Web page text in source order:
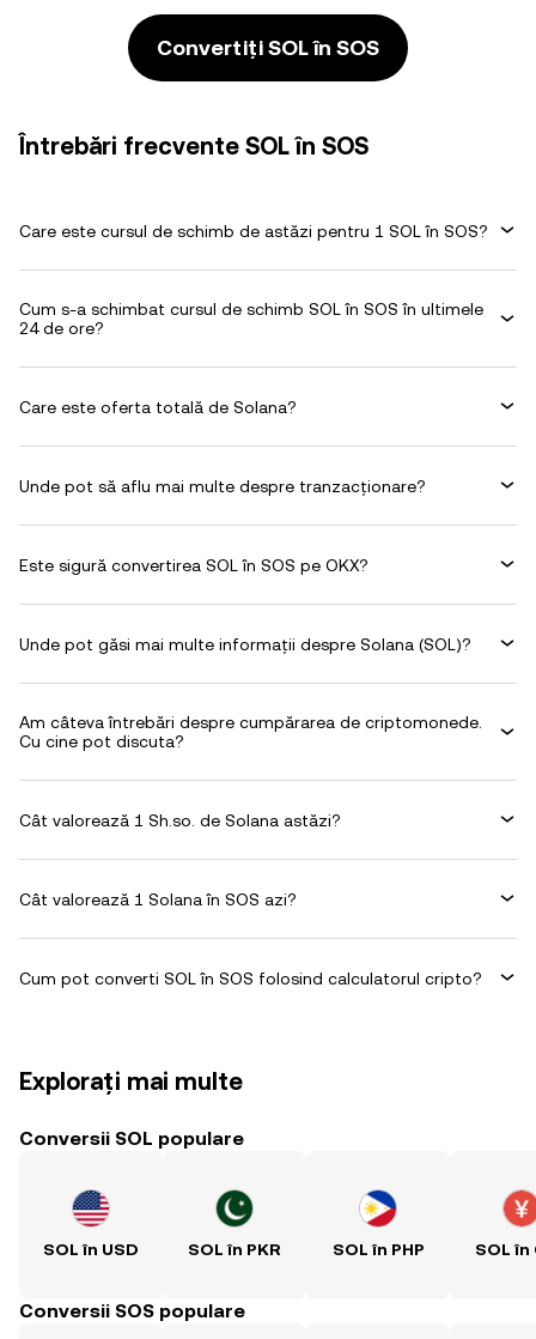
Convertiți SOL în SOS
Întrebări frecvente SOL în SOS
Care este cursul de schimb de astăzi pentru 1 SOL în SOS?
Cum s-a schimbat cursul de schimb SOL în SOS în ultimele
24 de ore?
Care este oferta totală de Solana?
Unde pot să aflu mai multe despre tranzacționare?
Este sigură convertirea SOL în SOS pe OKX?
Unde pot găsi mai multe informații despre Solana (SOL)?
Am câteva întrebări despre cumpărarea de criptomonede.
Cu cine pot discuta?
Cât valorează 1 Sh.so. de Solana astăzi?
Cât valorează 1 Solana în SOS azi?
Cum pot converti SOL în SOS folosind calculatorul cripto?
Explorați mai multe
Conversii SOL populare
SOL în USD SOL în PKR SOL în PHP SOL în
Conversii SOS populare